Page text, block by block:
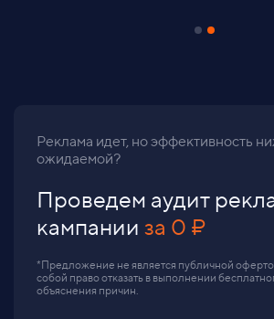
Реклама идет, но эффективность
ожидаемой?
Проведем аудит
кампании за 0 ₽
*Предложение не является публичной
собой право отказать в выполнении
объяснения причин.